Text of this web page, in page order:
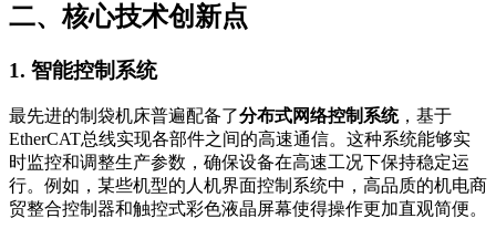
二、核心技术创新点
1. 智能控制系统
最先进的制袋机床普遍配备了分布式网络控制系统，基于
EtherCAT总线实现各部件之间的高速通信。这种系统能够实
时监控和调整生产参数，确保设备在高速工况下保持稳定运
行。例如，某些机型的人机界面控制系统中，高品质的机电商
贸整合控制器和触控式彩色液晶屏幕使得操作更加直观简便。